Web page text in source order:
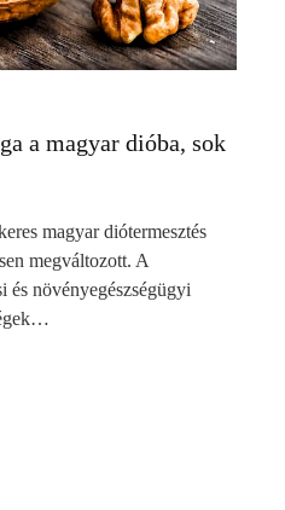
a magyar dióba, sok
magyar diótermesztés
megváltozott. A
és növényegészségügyi